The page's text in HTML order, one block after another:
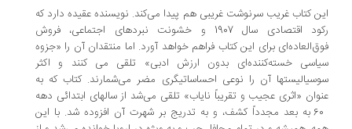
این کتاب غریب سرنوشت غریبی هم پیدا می‌کند. نویسنده عقیده دارد که
رکود اقتصادی سال 1907 و خشونت نبردهای اجتماعی،‌ فروش
فوق‌العاده‌ای برای این کتاب فراهم خواهد آورد. اما منتقدان آن را «جزوه
سیاسی خسته‌کننده‌ای بدون ارزش ادبی» تلقی می کنند و اکثر
سوسیالیستها آن را نوعی احساساتیگری مضر می‌شمارند. کتاب که به
عنوان «اثری عجیب و تقریباً نایاب» تلقی می‌شد از سالهای ابتدائی دهه
60 به بعد مجدداً کشف، ‌و به تدریج بر شهرت آن افزوده شد. با این